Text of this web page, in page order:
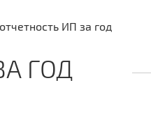
ИП за год
ГОД